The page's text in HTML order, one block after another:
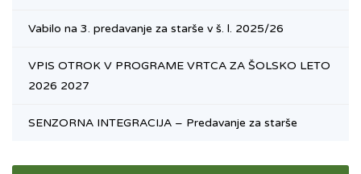
Vabilo na 3. predavanje za starše v š. l. 2025/26
VPIS OTROK V PROGRAME VRTCA ZA ŠOLSKO LETO
2026 2027
SENZORNA INTEGRACIJA – Predavanje za starše